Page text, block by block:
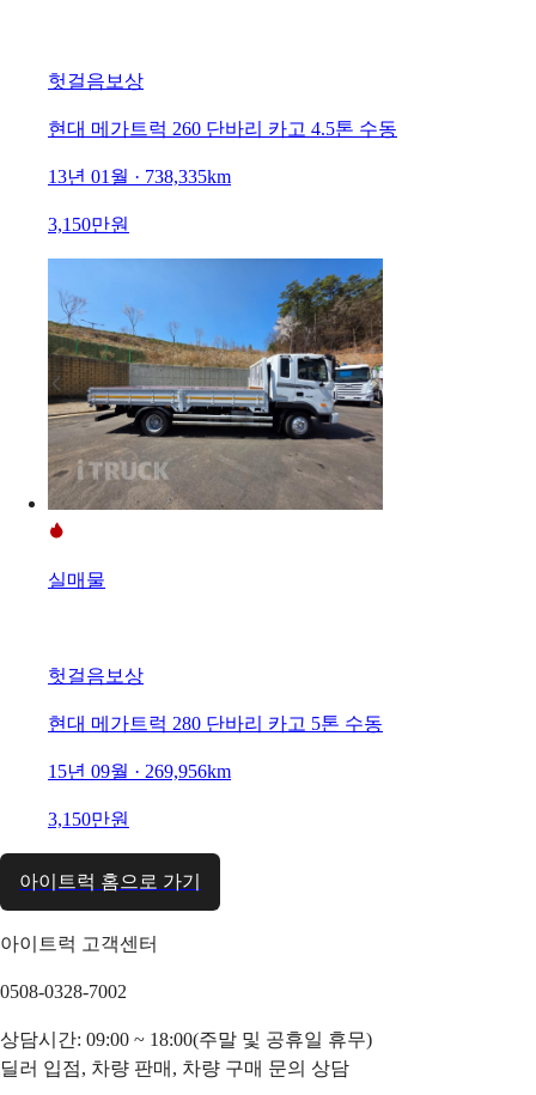
헛걸음보상
현대 메가트럭 260 단바리 카고 4.5톤 수동
13년 01월 · 738,335km
3,150만원
실매물
헛걸음보상
현대 메가트럭 280 단바리 카고 5톤 수동
15년 09월 · 269,956km
3,150만원
아이트럭 홈으로 가기
아이트럭 고객센터
0508-0328-7002
상담시간: 09:00 ~ 18:00(주말 및 공휴일 휴무)
딜러 입점, 차량 판매, 차량 구매 문의 상담